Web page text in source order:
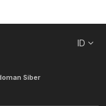
ID
Siber